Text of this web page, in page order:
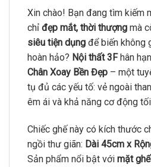
Xin chào! Bạn đang tìm kiếm
chỉ đẹp mắt, thời thượng mà
siêu tiện dụng để biến không
hoàn hảo? Nội thất 3Fhân
Chân Xoay Bền Đẹp – một
tụ đủ các yếu tố: vẻ ngoài
êm ái và khả năng cơ động
Chiếc ghế này có kích thước
ngồi thư giãn: Dài 45cm x
Sản phẩm nổi bật với mặt